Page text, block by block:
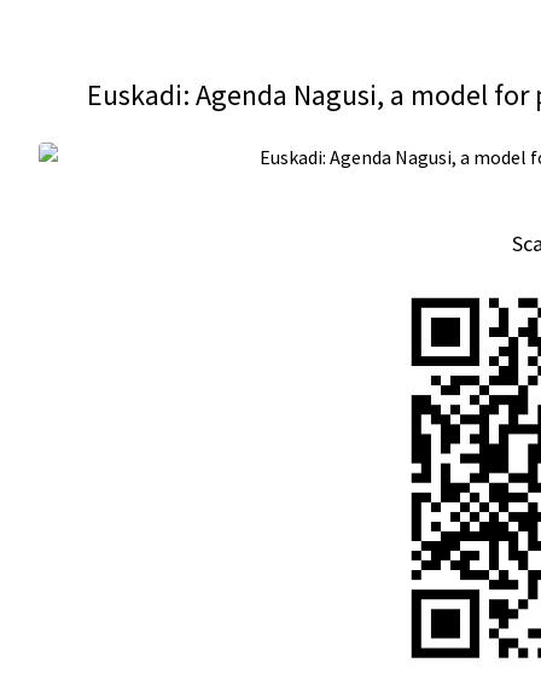
Euskadi: Agenda Nagusi, a model